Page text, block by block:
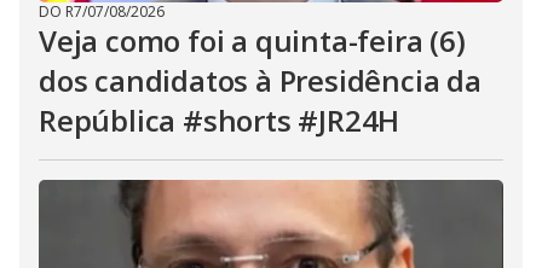
DO R7/07/08/2026
Veja como foi a quinta-feira (6)
dos candidatos à Presidência da
República #shorts #JR24H